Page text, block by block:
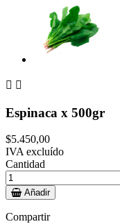
 
Espinaca x 500gr
$5.450,00
IVA excluído
Cantidad
Añadir
Compartir